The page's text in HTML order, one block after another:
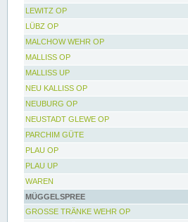
LEWITZ OP
LÜBZ OP
MALCHOW WEHR OP
MALLISS OP
MALLISS UP
NEU KALLISS OP
NEUBURG OP
NEUSTADT GLEWE OP
PARCHIM GÜTE
PLAU OP
PLAU UP
WAREN
MÜGGELSPREE
GROSSE TRÄNKE WEHR OP